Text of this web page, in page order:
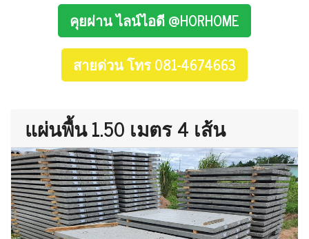
คุยผ่าน ไลน์ไอดี @HORHOME
สายด่วน โทร 081-4674663
แผ่นพื้น 1.50 เมตร 4 เส้น